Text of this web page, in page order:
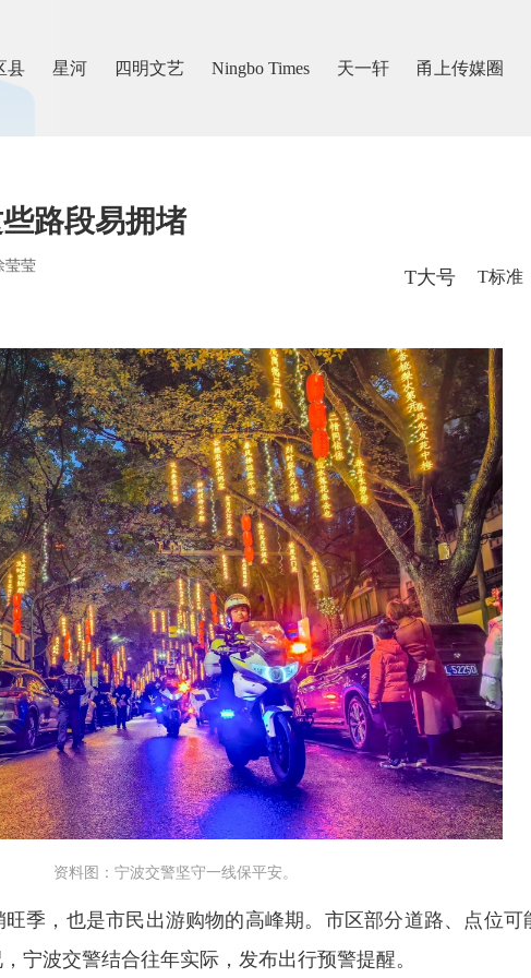
县 星河 四明文艺 Ningbo Times 天一轩 甬上传媒圈
路段易拥堵
莹莹
T大号 T标准
资料图：宁波交警坚守一线保平安。
季，也是市民出游购物的高峰期。市区部分道路、点位可
宁波交警结合往年实际，发布出行预警提醒。